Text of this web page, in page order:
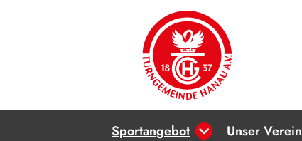
Sportangebot Unser Verein